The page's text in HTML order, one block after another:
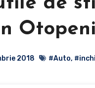
Otopeni
2018 #Auto,